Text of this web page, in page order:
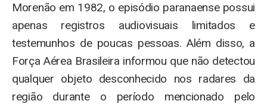
Morenão em 1982, o episódio paranaense possui
apenas registros audiovisuais limitados e
testemunhos de poucas pessoas. Além disso, a
Força Aérea Brasileira informou que não detectou
qualquer objeto desconhecido nos radares da
região durante o período mencionado pelo